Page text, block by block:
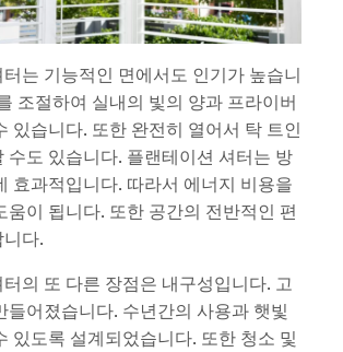
는 기능적인 면에서도 인기가 높습니
조절하여 실내의 빛의 양과 프라이버
있습니다. 또한 완전히 열어서 탁 트인
수도 있습니다. 플랜테이션 셔터는 방
효과적입니다. 따라서 에너지 비용을
움이 됩니다. 또한 공간의 전반적인 편
다.
의 또 다른 장점은 내구성입니다. 고
들어졌습니다. 수년간의 사용과 햇빛
있도록 설계되었습니다. 또한 청소 및